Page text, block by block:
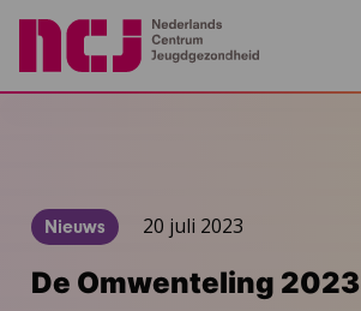
Nieuws 20 juli 2023
De Omwenteling 2023